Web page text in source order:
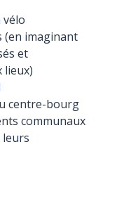
(en imaginant
et
lieux)
centre-bourg
communaux
leurs